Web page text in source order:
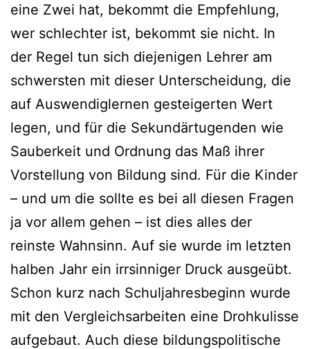
eine Zwei hat, bekommt die Empfehlung,
wer schlechter ist, bekommt sie nicht. In
der Regel tun sich diejenigen Lehrer am
schwersten mit dieser Unterscheidung, die
auf Auswendiglernen gesteigerten Wert
legen, und für die Sekundärtugenden wie
Sauberkeit und Ordnung das Maß ihrer
Vorstellung von Bildung sind. Für die Kinder
– und um die sollte es bei all diesen Fragen
ja vor allem gehen – ist dies alles der
reinste Wahnsinn. Auf sie wurde im letzten
halben Jahr ein irrsinniger Druck ausgeübt.
Schon kurz nach Schuljahresbeginn wurde
mit den Vergleichsarbeiten eine Drohkulisse
aufgebaut. Auch diese bildungspolitische